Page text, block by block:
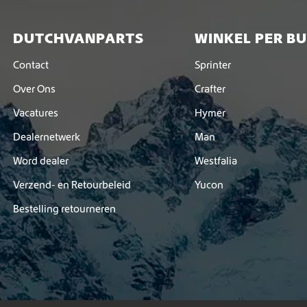
DUTCHVANPARTS
Contact
Over Ons
Vacatures
Dealernetwerk
Word dealer
Verzend- en Retourbeleid
Bestelling retourneren
WINKEL PER
Sprinter
Crafter
Hymer
Man
Westfalia
Yucon